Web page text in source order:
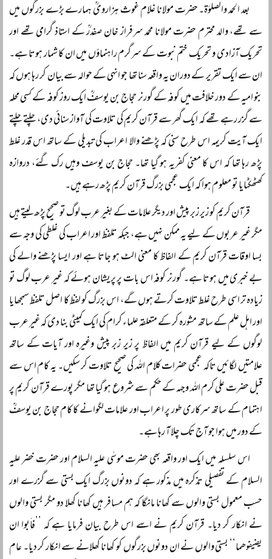
بعد الحمد والصلوٰۃ۔ حضرت مولانا غلام غوث ہزارویؒ ہمارے بڑے بزرگوں میں
سے تھے، والد محترم حضرت مولانا محمد سرفراز خان صفدرؒ کے استاذ گرامی تھے اور
تحریک آزادی و تحریک ختم نبوت کے سرگرم راہنماؤں میں ان کا شمار ہوتا ہے۔
ان سے ایک تقریر کے دوران یہ واقعہ سنا تھا جو انہی کے حوالہ سے بیان کر رہا ہوں کہ
بنو امیہ کے دور خلافت میں کوفہ کے گورنر حجاج بن یوسفؒ ایک روز کوفہ کے کسی محلہ
سے گزر رہے تھے کہ ایک گھر سے قرآن کریم کی تلاوت کی آواز سنائی دی، چلتے چلتے
ایک آیت کریمہ اس طرح سنی کہ پڑھنے والا اعراب کی تبدیلی کے ساتھ اس قدر غلط
پڑھ رہا تھا کہ اس کا معنی کفریہ ہو گیا تھا۔ حجاج بن یوسف وہیں رک گئے، دروازہ
کھٹھکٹایا تو معلوم ہوا کہ ایک عجمی بزرگ قرآن کریم پڑھ رہے ہیں۔
قرآن کریم کو زیر زبر پیش اور دیگر علامات کے بغیر عرب لوگ تو صحیح پڑھ لیتے ہیں
مگر غیر عربوں کے لیے یہ ممکن نہیں ہے، جبکہ تلفظ اور اعراب کی غلطی کی وجہ سے
بسا اوقات قرآن کریم کے الفاظ کا معنی الٹ ہو جاتا ہے اور ایسا پڑھنے والے کی
بے خبری میں ہوتا ہے۔ گورنر کوفہ اس بات پر پریشان ہوئے کہ غیر عرب لوگ تو
زیادہ تر اسی طرح غلط تلاوت کرتے ہوں گے، اس بزرگ کو لفظ کا اصل تلفظ سمجھایا
اور اہل علم کے ساتھ مشورہ کر کے متعلقہ علماء کرام کی ایک کمیٹی بنا دی کہ غیر عرب
لوگوں کے لیے قرآن کریم میں الفاظ پر زیر زبر پیش وغیرہ اور آیات کے ساتھ
علامتیں لگائیں تاکہ عجمی حضرات کلام اللہ کی صحیح تلاوت کر سکیں۔ یہ کام اس سے
قبل حضرت علی کرم اللہ وجہہ کے حکم سے شروع ہو گیا تھا مگر پورے قرآن کریم پر
اہتمام کے ساتھ سرکاری طور پر اعراب اور علامات لگوانے کا کام حجاج بن یوسفؒ
کے دور میں ہوا جو آج تک چلا آ رہا ہے۔
اس سلسلہ میں ایک اور واقعہ بھی حضرت موسٰی علیہ السلام اور حضرت خضر علیہ
السلام کے تفصیلی تذکرہ میں مذکور ہے کہ دونوں بزرگ ایک بستی سے گزرے اور
حسب معمول بستی والوں سے کھانا مانگا کہ ہم مسافر ہیں کھانا کھلا دو مگر بستی والوں
نے انکار کر دیا۔ قرآن کریم نے اسے اس طرح بیان فرمایا ہے کہ ’’فاَبوا ان
یضیفوھما‘‘ بستی والوں نے ان دونوں بزرگوں کو کھانا کھلانے سے انکار کر دیا۔ عام